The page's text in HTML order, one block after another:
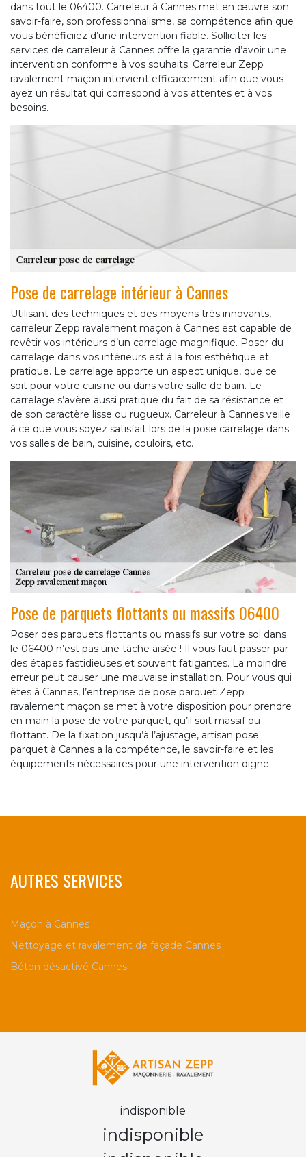
dans tout le 06400. Carreleur à Cannes met en œuvre son
savoir-faire, son professionnalisme, sa compétence afin que
vous bénéficiiez d’une intervention fiable. Solliciter les
services de carreleur à Cannes offre la garantie d’avoir une
intervention conforme à vos souhaits. Carreleur Zepp
ravalement maçon intervient efficacement afin que vous
ayez un résultat qui correspond à vos attentes et à vos
besoins.
Pose de carrelage intérieur à Cannes
Utilisant des techniques et des moyens très innovants,
carreleur Zepp ravalement maçon à Cannes est capable de
revêtir vos intérieurs d’un carrelage magnifique. Poser du
carrelage dans vos intérieurs est à la fois esthétique et
pratique. Le carrelage apporte un aspect unique, que ce
soit pour votre cuisine ou dans votre salle de bain. Le
carrelage s’avère aussi pratique du fait de sa résistance et
de son caractère lisse ou rugueux. Carreleur à Cannes veille
à ce que vous soyez satisfait lors de la pose carrelage dans
vos salles de bain, cuisine, couloirs, etc.
Pose de parquets flottants ou massifs 06400
Poser des parquets flottants ou massifs sur votre sol dans
le 06400 n’est pas une tâche aisée ! Il vous faut passer par
des étapes fastidieuses et souvent fatigantes. La moindre
erreur peut causer une mauvaise installation. Pour vous qui
êtes à Cannes, l’entreprise de pose parquet Zepp
ravalement maçon se met à votre disposition pour prendre
en main la pose de votre parquet, qu’il soit massif ou
flottant. De la fixation jusqu’à l’ajustage, artisan pose
parquet à Cannes a la compétence, le savoir-faire et les
équipements nécessaires pour une intervention digne.
AUTRES SERVICES
Maçon à Cannes
Nettoyage et ravalement de façade Cannes
Béton désactivé Cannes
indisponible
indisponible